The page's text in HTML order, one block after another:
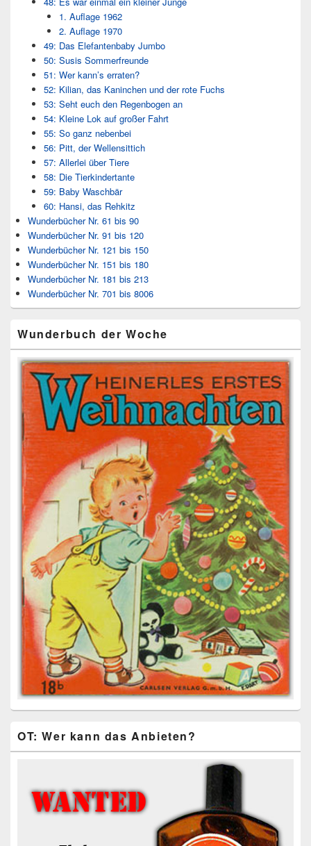
1. Auflage 1962
2. Auflage 1970
49: Das Elefantenbaby Jumbo
50: Susis Sommerfreunde
51: Wer kann’s erraten?
52: Kilian, das Kaninchen und der rote Fuchs
53: Seht euch den Regenbogen an
54: Kleine Lok auf großer Fahrt
55: So ganz nebenbei
56: Pitt, der Wellensittich
57: Allerlei über Tiere
58: Die Tierkindertante
59: Baby Waschbär
60: Hansi, das Rehkitz
Wunderbücher Nr. 61 bis 90
Wunderbücher Nr. 91 bis 120
Wunderbücher Nr. 121 bis 150
Wunderbücher Nr. 151 bis 180
Wunderbücher Nr. 181 bis 213
Wunderbücher Nr. 701 bis 8006
Wunderbuch der Woche
OT: Wer kann das Anbieten?